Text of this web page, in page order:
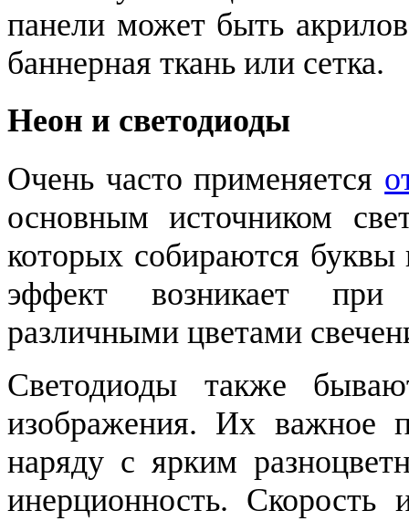
панели может быть
баннерная ткань или сетка.
Неон и светодиоды
Очень часто применяется
основным источником
которых собираются
эффект возникает при
различными цветами
Светодиоды также
изображения. Их важное
наряду с ярким
инерционность. Скорость